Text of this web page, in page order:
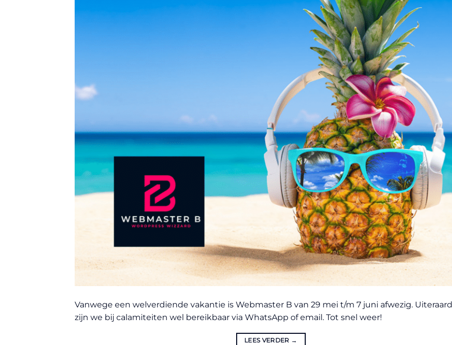
Vanwege een welverdiende vakantie is Webmaster B van 29 mei t/m 7 juni afwezig. Uiteraard
zijn we bij calamiteiten wel bereikbaar via WhatsApp of email. Tot snel weer!
LEES VERDER →